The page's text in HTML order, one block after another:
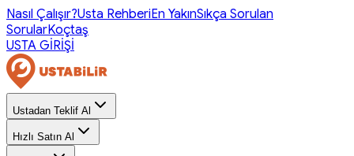
Nasıl Çalışır?Usta RehberiEn YakınSıkça Sorulan
SorularKoçtaş
USTA GİRİŞİ
Ustadan Teklif Al
Hızlı Satın Al